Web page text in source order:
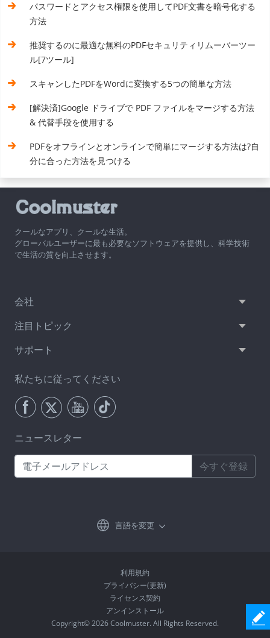
パスワードとアクセス権限を使用してPDF文書を暗号化する
方法
推奨するのに最適な無料のPDFセキュリティリムーバーツー
ル[7ツール]
スキャンしたPDFをWordに変換する5つの簡単な方法
[解決済]Google ドライブで PDF ファイルをマージする方法
& 代替手段を使用する
PDFをオフラインとオンラインで簡単にマージする方法は?自
分に合った方法を見つける
クールなアプリ、クールな生活。
グローバルユーザーに最も必要なソフトウェアを提供し、科学技術
で生活の質を向上させます。
会社
注目トピック
サポート
私たちに従ってください
ニュースレター
今すぐ登録
言語を変更
利用規約
プライバシー(更新)
ライセンス契約
アンインストール
Copyright© 2026 Coolmuster. All Rights Reserved.